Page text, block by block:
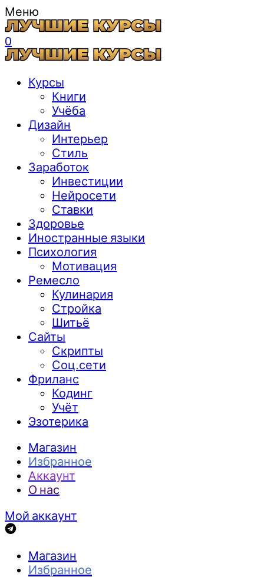
Меню
0
Курсы
Книги
Учёба
Дизайн
Интерьер
Стиль
Заработок
Инвестиции
Нейросети
Ставки
Здоровье
Иностранные языки
Психология
Мотивация
Ремесло
Кулинария
Стройка
Шитьё
Сайты
Скрипты
Соц.сети
Фриланс
Кодинг
Учёт
Эзотерика
Магазин
Избранное
Аккаунт
О нас
Мой аккаунт
Магазин
Избранное